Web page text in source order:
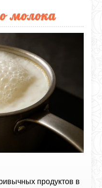
молока
продуктов в